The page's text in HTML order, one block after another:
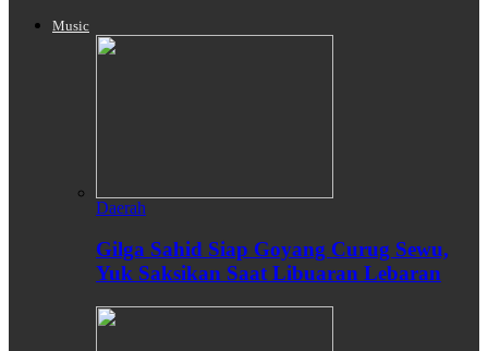
Music
Daerah
Gilga Sahid Siap Goyang Curug Sewu,
Yuk Saksikan Saat Libuaran Lebaran